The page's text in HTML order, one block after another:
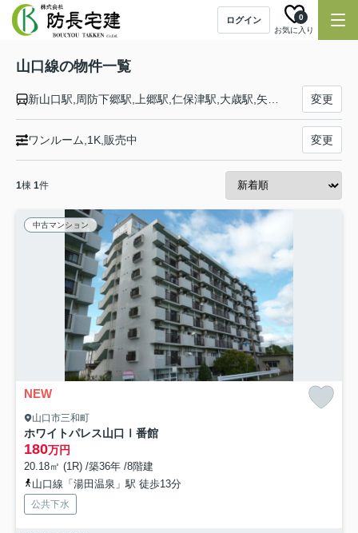
ログイン
お気に入り
0
山口線の物件一覧
変更
ワンルーム,1K,販売中 変更
1棟 1件
中古マンション
NEW
山口市三和町
ホワイトパレス山口Ⅰ番館
180万円
20.18㎡ (1R) /築36年 /8階建
山口線「湯田温泉」駅 徒歩13分
公共下水